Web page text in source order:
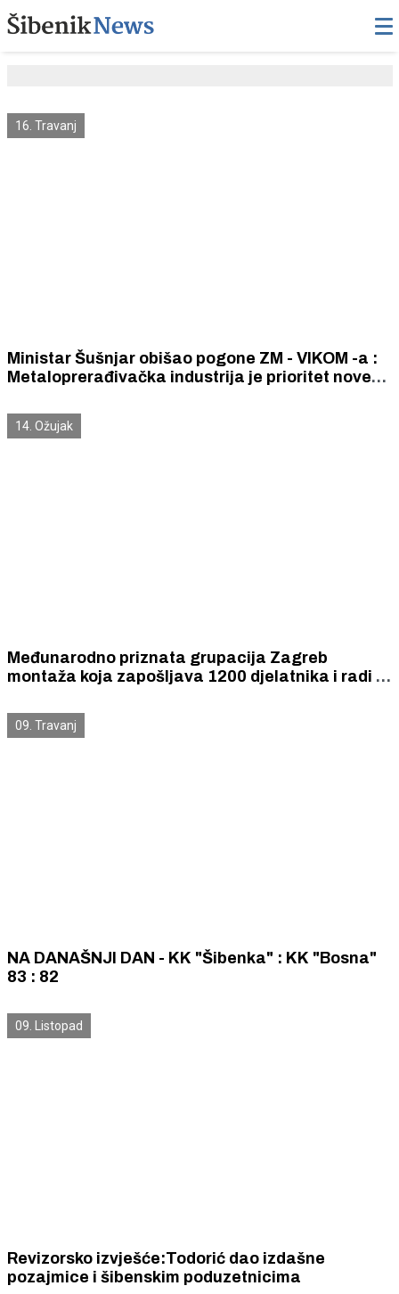
16. Travanj
Ministar Šušnjar obišao pogone ZM - VIKOM -a :
Metaloprerađivačka industrija je prioritet nove
14. Ožujak
Međunarodno priznata grupacija Zagreb
montaža koja zapošljava 1200 djelatnika i radi u
sjedište u Šibenik, u gospodarsku zonu „Podi”
09. Travanj
NA DANAŠNJI DAN - KK "Šibenka" : KK "Bosna"
83 : 82
09. Listopad
Revizorsko izvješće:Todorić dao izdašne
pozajmice i šibenskim poduzetnicima